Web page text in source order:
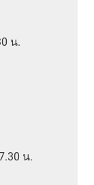
น.
น.